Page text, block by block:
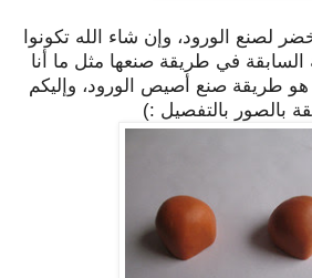
لصنع الورود، وإن شاء الله تكونوا
السابقة في طريقة صنعها مثل ما أنا
هو طريقة صنع أصيص الورود، وإليكم
بالصور بالتفصيل :)